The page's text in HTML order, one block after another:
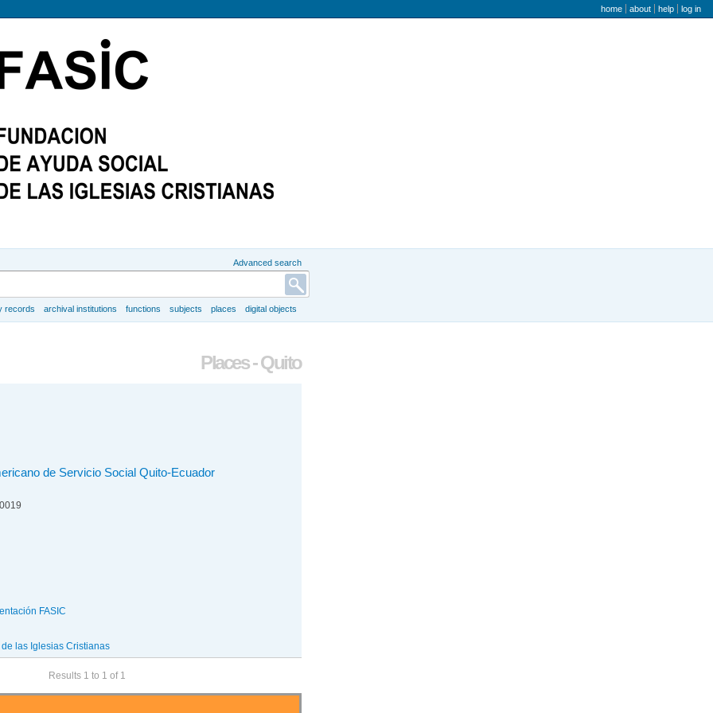
user menu
home about help log in
Advanced search
records archival institutions functions subjects places digital objects
Places - Quito
de Servicio Social Quito-Ecuador
FASIC
las Iglesias Cristianas
Results 1 to 1 of 1